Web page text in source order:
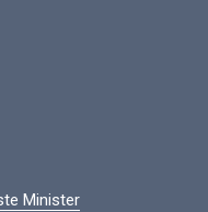
Minister